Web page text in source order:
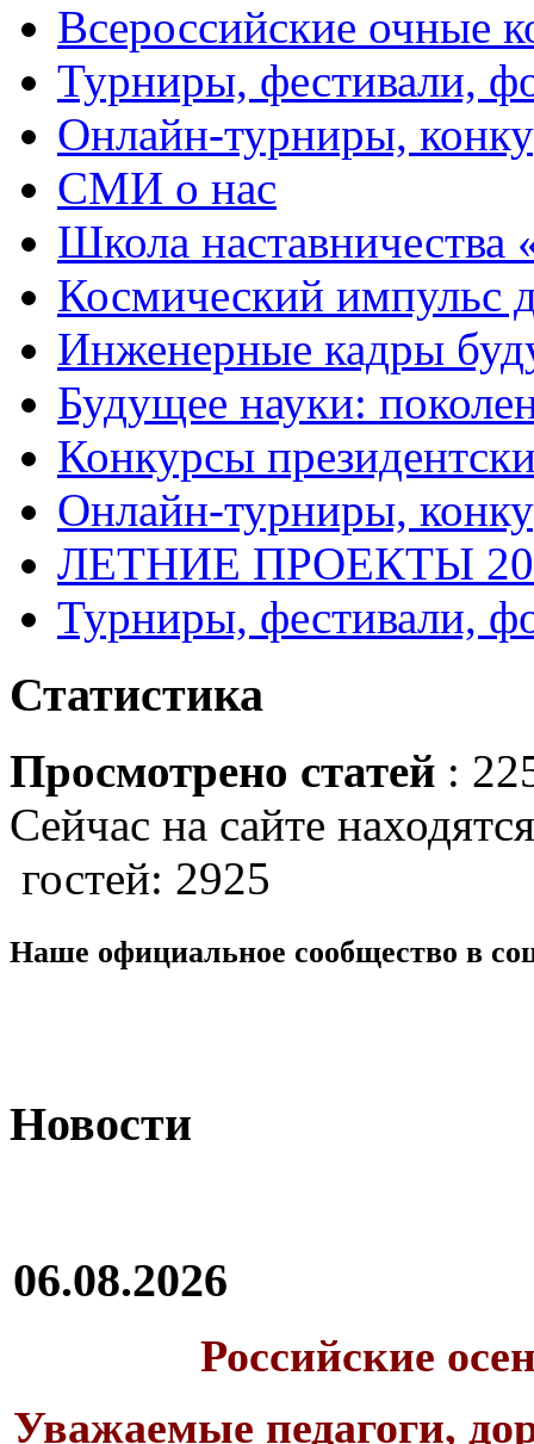
Всероссийские очные
Турниры, фестивали,
Онлайн-турниры,
СМИ о нас
Школа
Космический импульс
Инженерные кадры
Будущее науки:
Конкурсы
Онлайн-турниры,
ЛЕТНИЕ ПРОЕКТЫ
Турниры, фестивали,
Статистика
Просмотрено статей :
Сейчас на сайте
гостей: 2925
Наше официальное сообщество в
Новости
06.08.2026
Российские
Уважаемые педагоги,